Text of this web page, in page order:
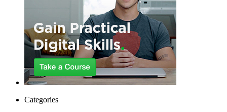
Categories